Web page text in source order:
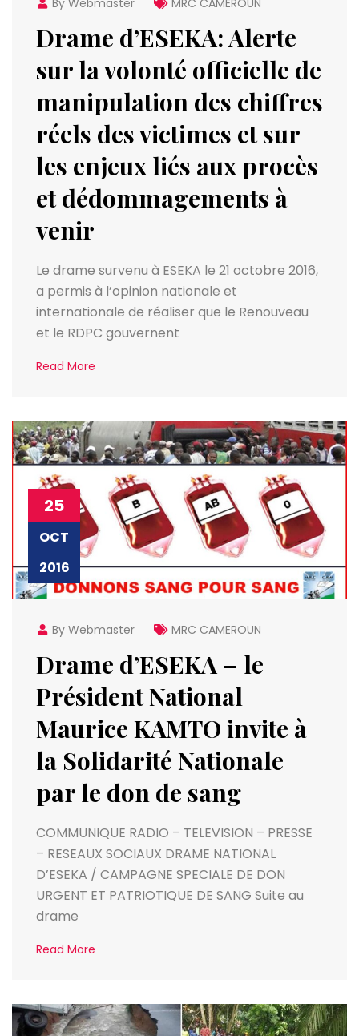
Drame d’ESEKA: Alerte
sur la volonté officielle de
manipulation des chiffres
réels des victimes et sur
les enjeux liés aux procès
et dédommagements à
venir
Le drame survenu à ESEKA le 21 octobre 2016,
a permis à l’opinion nationale et
internationale de réaliser que le Renouveau
et le RDPC gouvernent
Read More
25
OCT
2016
By Webmaster MRC CAMEROUN
Drame d’ESEKA – le
Président National
Maurice KAMTO invite à
la Solidarité Nationale
par le don de sang
COMMUNIQUE RADIO – TELEVISION – PRESSE
– RESEAUX SOCIAUX DRAME NATIONAL
D’ESEKA / CAMPAGNE SPECIALE DE DON
URGENT ET PATRIOTIQUE DE SANG Suite au
drame
Read More